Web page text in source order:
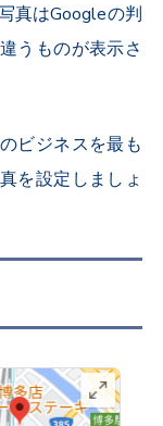
真はGoogleの判
うものが表示さ
ビジネスを最も
を設定しましょ